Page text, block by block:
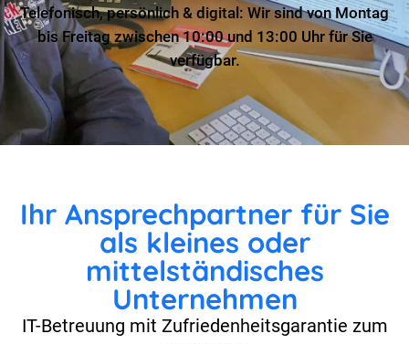
Telefonisch, persönlich & digital: Wir sind von Montag
bis Freitag zwischen 10:00 und 13:00 Uhr für Sie
verfügbar.
Ihr Ansprechpartner für Sie
als kleines oder
mittelständisches
Unternehmen
IT-Betreuung mit Zufriedenheitsgarantie zum